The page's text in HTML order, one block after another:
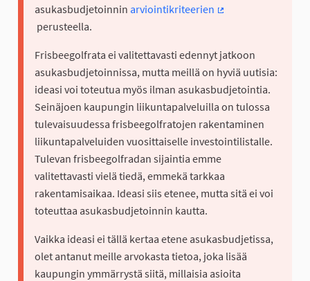
asukasbudjetoinnin arviointikriteerien
perusteella.
Frisbeegolfrata ei valitettavasti edennyt jatkoon
asukasbudjetoinnissa, mutta meillä on hyviä uutisia:
ideasi voi toteutua myös ilman asukasbudjetointia.
Seinäjoen kaupungin liikuntapalveluilla on tulossa
tulevaisuudessa frisbeegolfratojen rakentaminen
liikuntapalveluiden vuosittaiselle investointilistalle.
Tulevan frisbeegolfradan sijaintia emme
valitettavasti vielä tiedä, emmekä tarkkaa
rakentamisaikaa. Ideasi siis etenee, mutta sitä ei voi
toteuttaa asukasbudjetoinnin kautta.
Vaikka ideasi ei tällä kertaa etene asukasbudjetissa,
olet antanut meille arvokasta tietoa, joka lisää
kaupungin ymmärrystä siitä, millaisia asioita